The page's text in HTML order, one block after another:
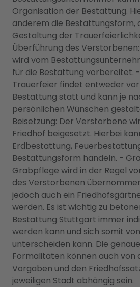
Organisation der Bestattung.
anderem die Bestattungsform,
Gestaltung der
Überführung des
wird vom
für die Bestattung vorbereitet.
Trauerfeier findet entweder
Bestattung statt und kann je
persönlichen Wünschen
Beisetzung: Der Verstorbene
Friedhof beigesetzt. Hierbei
Erdbestattung,
Bestattungsform handeln. -
Grabpflege wird in der Regel
des Verstorbenen
jedoch auch ein
werden. Es ist wichtig zu
Bestattung Stuttgart immer
werden kann und sich somit
unterscheiden kann. Die
Formalitäten können auch von
Vorgaben und den
jeweiligen Stadt abhängig sein.